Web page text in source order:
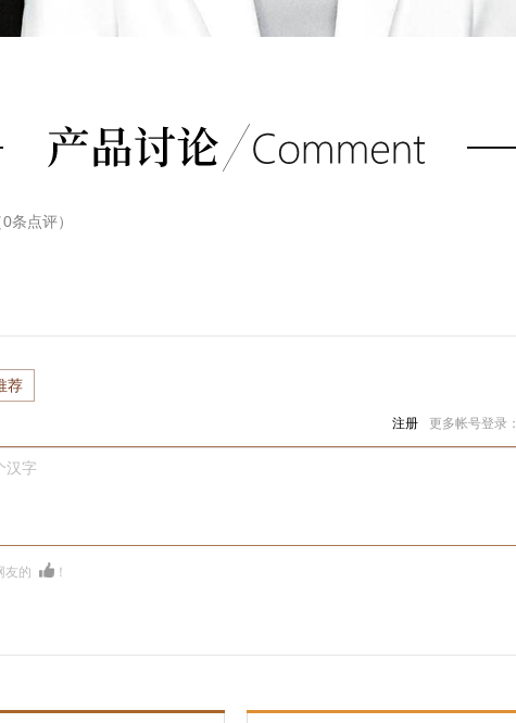
0条点评）
荐
注册 更多帐号登录：
汉字
友的 ！